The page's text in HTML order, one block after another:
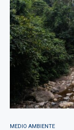
MEDIO AMBIENTE